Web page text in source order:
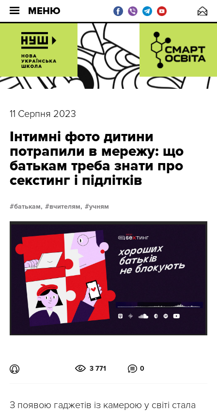
МЕНЮ
11 Серпня 2023
Інтимні фото дитини
потрапили в мережу: що
батькам треба знати про
секстинг і підлітків
батькам, вчителям, учням
3 771 0
З появою гаджетів із камерою у світі стала